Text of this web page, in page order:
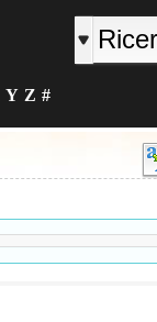
Y Z #